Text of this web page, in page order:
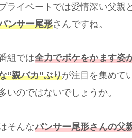
ライベートでは愛情深い父親
ンサー尾形さんですね。
組では全力でボケをかます姿
“親バカ”ぶりが注目を集めて
いのではないでしょうか。
そんなパンサー尾形さんの父